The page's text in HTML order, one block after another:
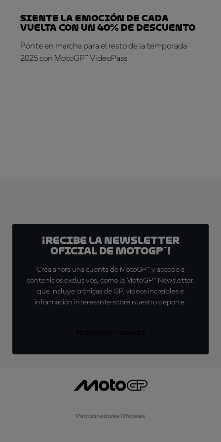
Siente la emoción de cada
vuelta con un 40% de descuento
Ponte en marcha para el resto de la temporada
2025 con MotoGP™ VideoPass
¡Recibe la Newsletter
oficial de MotoGP™!
Crea ahora una cuenta de MotoGP™ y accede a
contenidos exclusivos, como la MotoGP™ Newsletter,
que incluye crónicas de GP, vídeos increíbles e
información interesante sobre nuestro deporte.
Patrocinadores Oficiales